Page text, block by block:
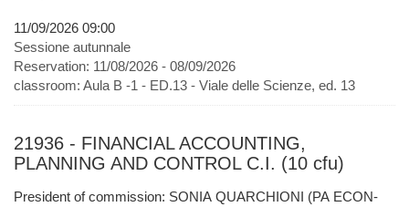
11/09/2026 09:00
Sessione autunnale
Reservation: 11/08/2026 - 08/09/2026
classroom: Aula B -1 - ED.13 - Viale delle Scienze, ed. 13
21936 - FINANCIAL ACCOUNTING,
PLANNING AND CONTROL C.I. (10 cfu)
President of commission: SONIA QUARCHIONI (PA ECON-